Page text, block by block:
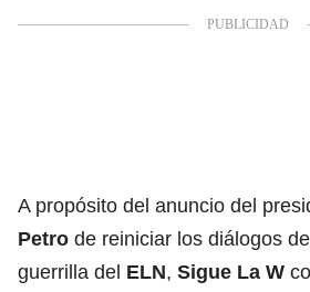
A propósito del anuncio del
Petro de reiniciar los diálogos
guerrilla del ELN, Sigue La W